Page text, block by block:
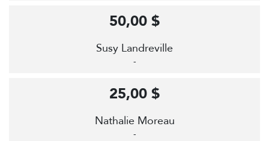
Susy Landreville
-
50,00 $
Nathalie Moreau
-
25,00 $